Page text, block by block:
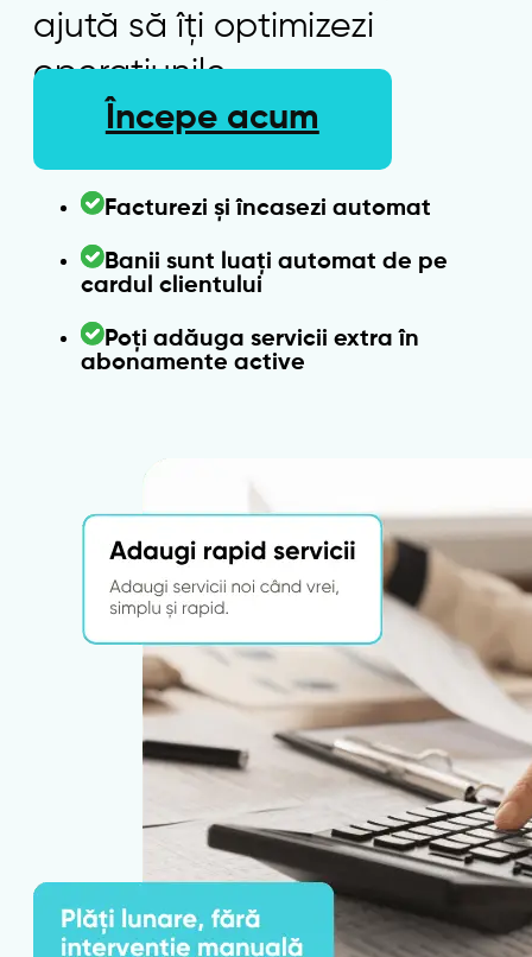
ajută să îți optimizezi
operațiunile.
Începe acum
Facturezi și încasezi automat
Banii sunt luați automat de pe
cardul clientului
Poți adăuga servicii extra în
abonamente active